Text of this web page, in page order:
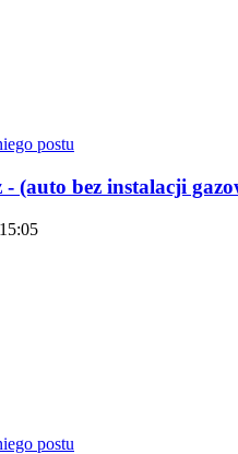
- (auto bez instalacji